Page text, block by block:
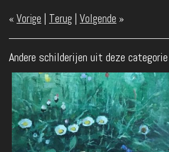
« Vorige Terug Volgende »
Andere schilderijen uit deze categorie